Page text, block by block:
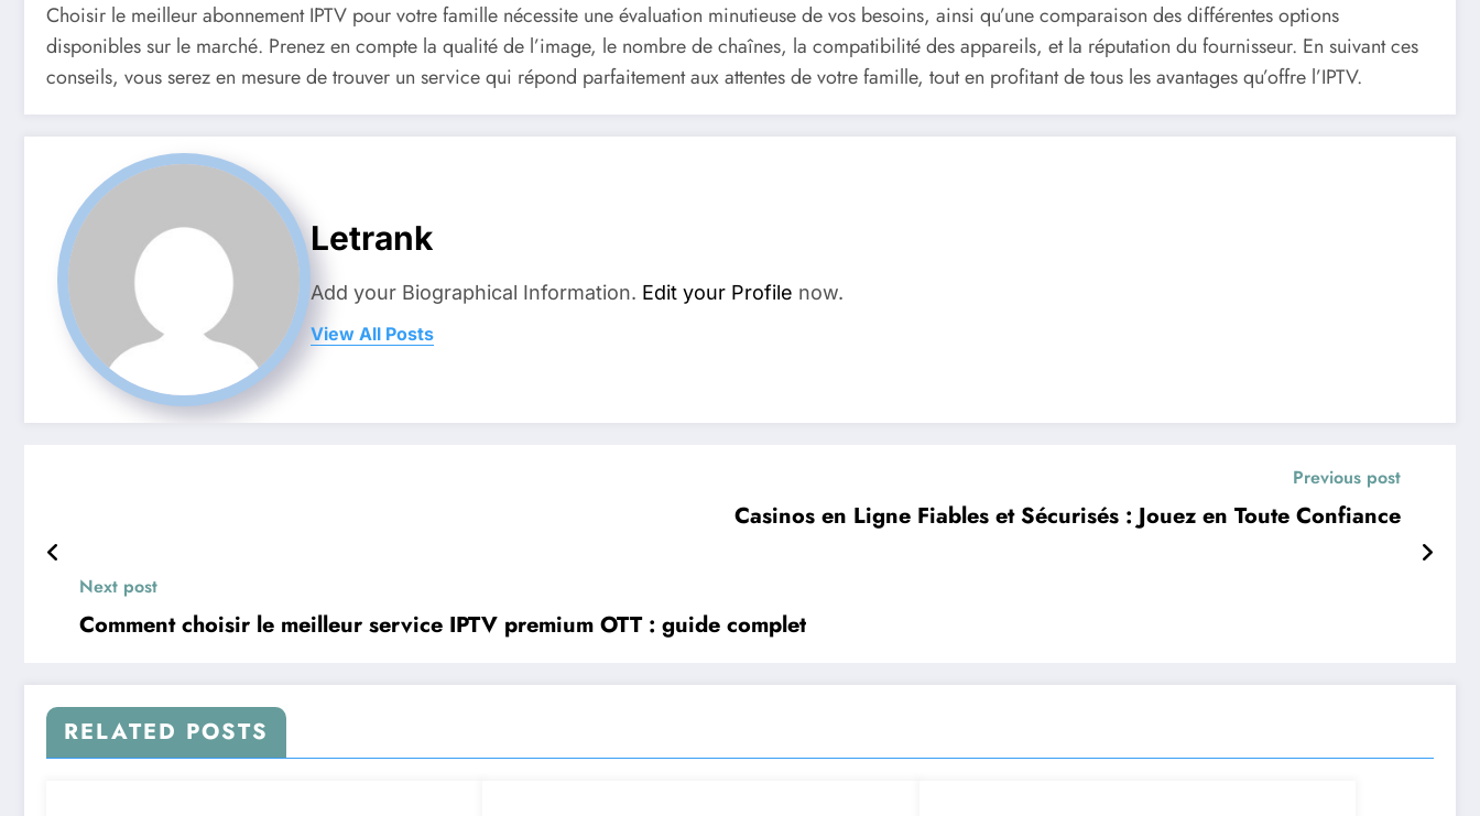
Choisir le meilleur abonnement IPTV pour votre famille nécessite une évaluation minutieuse de vos besoins, ainsi qu’une comparaison des différentes options
disponibles sur le marché. Prenez en compte la qualité de l’image, le nombre de chaînes, la compatibilité des appareils, et la réputation du fournisseur. En suivant ces
conseils, vous serez en mesure de trouver un service qui répond parfaitement aux attentes de votre famille, tout en profitant de tous les avantages qu’offre l’IPTV.
Letrank
Add your Biographical Information. Edit your Profile now.
View All Posts
Previous post
Casinos en Ligne Fiables et Sécurisés : Jouez en Toute Confiance
Next post
Comment choisir le meilleur service IPTV premium OTT : guide complet
RELATED POSTS